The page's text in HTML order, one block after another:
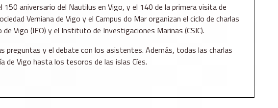
150 aniversario del Nautilus en Vigo, y el 140 de la primera visita de
Verniana de Vigo y el Campus do Mar organizan el ciclo de charlas
Vigo (IEO) y el Instituto de Investigaciones Marinas (CSIC).
y el debate con los asistentes. Además, todas las charlas
de Vigo hasta los tesoros de las islas Cíes.